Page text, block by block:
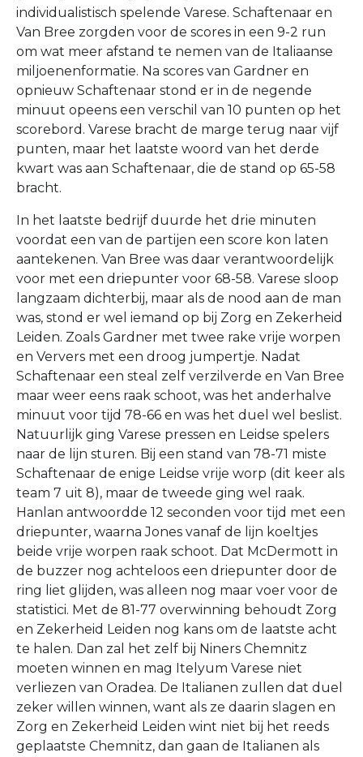
individualistisch spelende Varese. Schaftenaar en
Van Bree zorgden voor de scores in een 9-2 run
om wat meer afstand te nemen van de Italiaanse
miljoenenformatie. Na scores van Gardner en
opnieuw Schaftenaar stond er in de negende
minuut opeens een verschil van 10 punten op het
scorebord. Varese bracht de marge terug naar vijf
punten, maar het laatste woord van het derde
kwart was aan Schaftenaar, die de stand op 65-58
bracht.
In het laatste bedrijf duurde het drie minuten
voordat een van de partijen een score kon laten
aantekenen. Van Bree was daar verantwoordelijk
voor met een driepunter voor 68-58. Varese sloop
langzaam dichterbij, maar als de nood aan de man
was, stond er wel iemand op bij Zorg en Zekerheid
Leiden. Zoals Gardner met twee rake vrije worpen
en Ververs met een droog jumpertje. Nadat
Schaftenaar een steal zelf verzilverde en Van Bree
maar weer eens raak schoot, was het anderhalve
minuut voor tijd 78-66 en was het duel wel beslist.
Natuurlijk ging Varese pressen en Leidse spelers
naar de lijn sturen. Bij een stand van 78-71 miste
Schaftenaar de enige Leidse vrije worp (dit keer als
team 7 uit 8), maar de tweede ging wel raak.
Hanlan antwoordde 12 seconden voor tijd met een
driepunter, waarna Jones vanaf de lijn koeltjes
beide vrije worpen raak schoot. Dat McDermott in
de buzzer nog achteloos een driepunter door de
ring liet glijden, was alleen nog maar voer voor de
statistici. Met de 81-77 overwinning behoudt Zorg
en Zekerheid Leiden nog kans om de laatste acht
te halen. Dan zal het zelf bij Niners Chemnitz
moeten winnen en mag Itelyum Varese niet
verliezen van Oradea. De Italianen zullen dat duel
zeker willen winnen, want als ze daarin slagen en
Zorg en Zekerheid Leiden wint niet bij het reeds
geplaatste Chemnitz, dan gaan de Italianen als